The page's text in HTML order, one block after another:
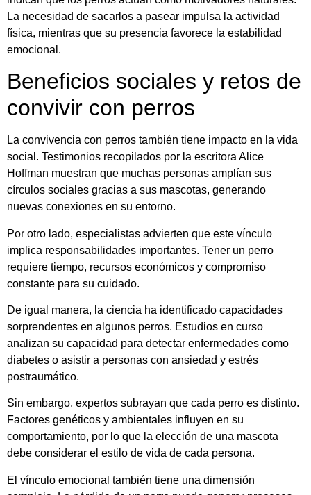
La necesidad de sacarlos a pasear impulsa la actividad
física, mientras que su presencia favorece la estabilidad
emocional.
Beneficios sociales y retos de
convivir con perros
La convivencia con perros también tiene impacto en la vida
social. Testimonios recopilados por la escritora Alice
Hoffman muestran que muchas personas amplían sus
círculos sociales gracias a sus mascotas, generando
nuevas conexiones en su entorno.
Por otro lado, especialistas advierten que este vínculo
implica responsabilidades importantes. Tener un perro
requiere tiempo, recursos económicos y compromiso
constante para su cuidado.
De igual manera, la ciencia ha identificado capacidades
sorprendentes en algunos perros. Estudios en curso
analizan su capacidad para detectar enfermedades como
diabetes o asistir a personas con ansiedad y estrés
postraumático.
Sin embargo, expertos subrayan que cada perro es distinto.
Factores genéticos y ambientales influyen en su
comportamiento, por lo que la elección de una mascota
debe considerar el estilo de vida de cada persona.
El vínculo emocional también tiene una dimensión